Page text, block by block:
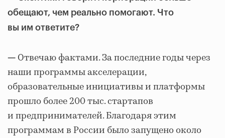
обещают, чем реально помогают. Что
вы им ответите?
— Отвечаю фактами. За последние годы через
наши программы акселерации,
образовательные инициативы и платформы
прошло более 200 тыс. стартапов
и предпринимателей. Благодаря этим
программам в России было запущено около